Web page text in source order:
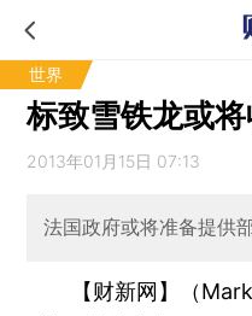
世界
标致雪铁龙或
2013年01月15日 07:13
法国政府或将准备提供
【财新网】（